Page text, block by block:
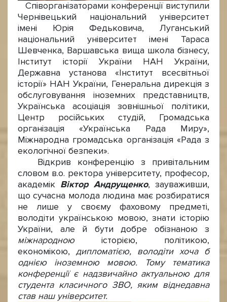
Співорганізаторами конференції виступили
Чернівецький національний університет
імені Юрія Федьковича, Луганський
національний університет імені Тараса
Шевченка, Варшавська вища школа бізнесу,
Інститут історії України НАН України,
Державна установа «Інститут всесвітньої
історії» НАН України, Генеральна дирекція з
обслуговування іноземних представництв,
Українська асоціація зовнішньої політики,
Центр російських студій, Громадська
організація «Українська Рада Миру»,
Міжнародна громадська організація «Рада з
екологічної безпеки».
Відкрив конференцію з привітальним
словом в.о. ректора університету, професор,
академік Віктор Андрущенко, зауваживши,
що сучасна молода людина має розбиратися
не лише у своєму фаховому предметі,
володіти українською мовою, знати історію
України, але й бути добре обізнаною з
міжнародною історією, політикою,
економікою, дипломатією, володіти хоча б
однією іноземною мовою. Тому тематика
конференції є надзвичайно актуальною для
студента класичного ЗВО, яким віднедавна
став наш університет.